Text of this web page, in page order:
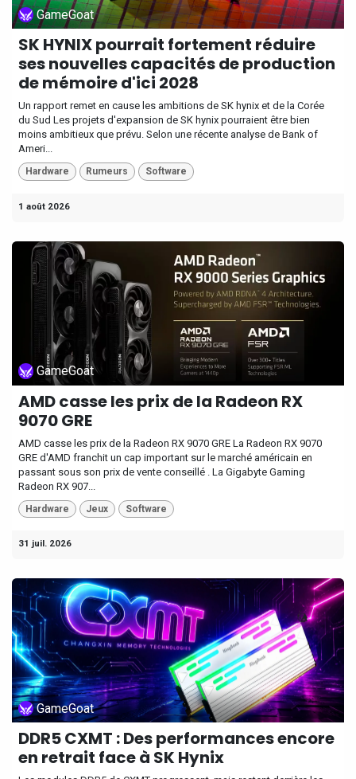
GameGoat
SK HYNIX pourrait fortement réduire
ses nouvelles capacités de production
de mémoire d'ici 2028
Un rapport remet en cause les ambitions de SK hynix et de la Corée
du Sud Les projets d'expansion de SK hynix pourraient être bien
moins ambitieux que prévu. Selon une récente analyse de Bank of
Ameri...
Hardware Rumeurs Software
1 août 2026
GameGoat
AMD casse les prix de la Radeon RX
9070 GRE
AMD casse les prix de la Radeon RX 9070 GRE La Radeon RX 9070
GRE d'AMD franchit un cap important sur le marché américain en
passant sous son prix de vente conseillé . La Gigabyte Gaming
Radeon RX 907...
Hardware Jeux Software
31 juil. 2026
GameGoat
DDR5 CXMT : Des performances encore
en retrait face à SK Hynix